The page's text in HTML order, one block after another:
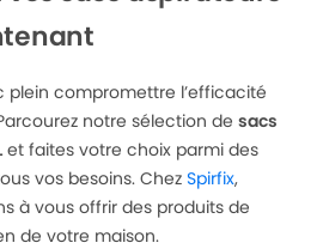
plein compromettre l’efficacité
notre sélection de sacs
et faites votre choix parmi des
vos besoins. Chez Spirfix,
à vous offrir des produits de
de votre maison.